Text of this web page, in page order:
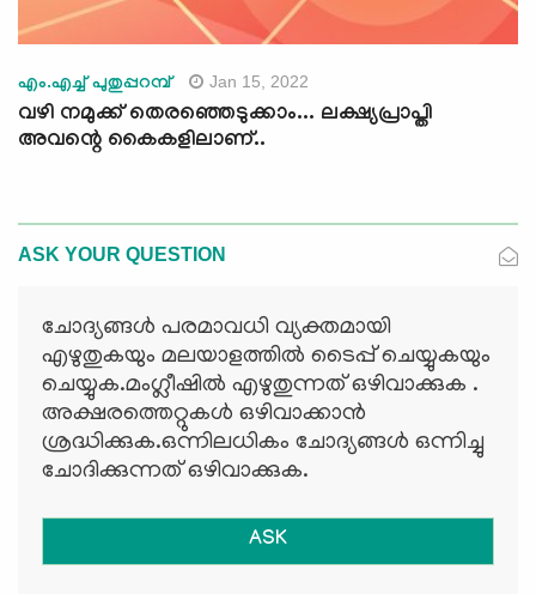
എം.എച്ച് പുതുപ്പറമ്പ് Jan 15, 2022
വഴി നമുക്ക് തെരഞ്ഞെടുക്കാം... ലക്ഷ്യപ്രാപ്തി
അവന്റെ കൈകളിലാണ്..
ASK YOUR QUESTION
ചോദ്യങ്ങള്‍ പരമാവധി വ്യക്തമായി
എഴുതുകയും മലയാളത്തില്‍ ടൈപ്പ് ചെയ്യുകയും
ചെയ്യുക.മംഗ്ലീഷില്‍ എഴുതുന്നത് ഒഴിവാക്കുക .
അക്ഷരത്തെറ്റുകള്‍ ഒഴിവാക്കാന്‍
ശ്രദ്ധിക്കുക.ഒന്നിലധികം ചോദ്യങ്ങള്‍ ഒന്നിച്ചു
ചോദിക്കുന്നത് ഒഴിവാക്കുക.
ASK